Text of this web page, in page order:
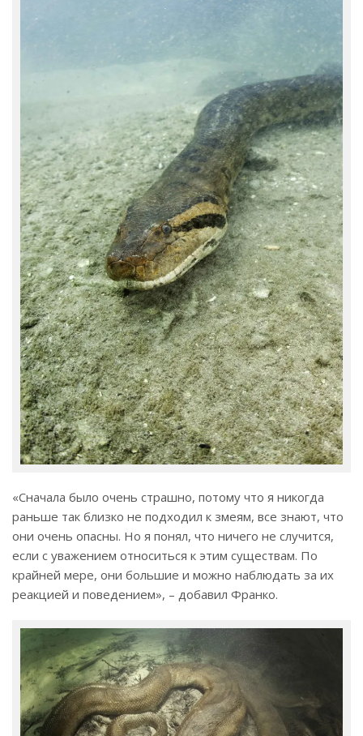
«Сначала было очень страшно, потому что я никогда
раньше так близко не подходил к змеям, все знают, что
они очень опасны. Но я понял, что ничего не случится,
если с уважением относиться к этим существам. По
крайней мере, они большие и можно наблюдать за их
реакцией и поведением», – добавил Франко.